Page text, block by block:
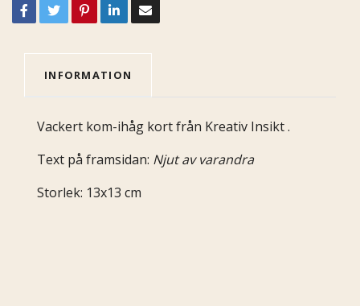
INFORMATION
Vackert kom-ihåg kort från Kreativ Insikt .
Text på framsidan: Njut av varandra
Storlek: 13x13 cm